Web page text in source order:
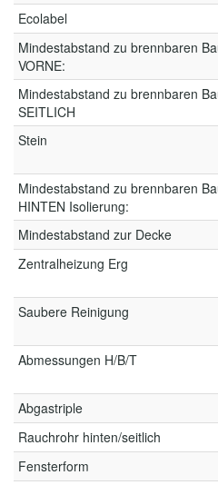
Ecolabel
Mindestabstand zu brennbaren
VORNE:
Mindestabstand zu brennbaren
SEITLICH
Stein
Mindestabstand zu brennbaren
HINTEN Isolierung:
Mindestabstand zur Decke
Zentralheizung Erg
Saubere Reinigung
Abmessungen H/B/T
Abgastriple
Rauchrohr hinten/seitlich
Fensterform